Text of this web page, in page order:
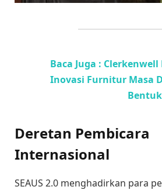
Baca Juga : Clerkenwell
Inovasi Furnitur Masa
Deretan Pembicara
Internasional
SEAUS 2.0 menghadirkan para